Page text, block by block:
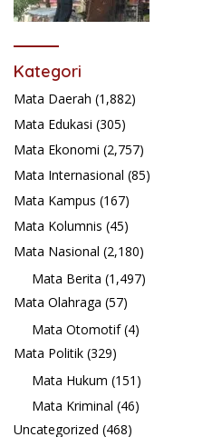
Kategori
Mata Daerah (1,882)
Mata Edukasi (305)
Mata Ekonomi (2,757)
Mata Internasional (85)
Mata Kampus (167)
Mata Kolumnis (45)
Mata Nasional (2,180)
Mata Berita (1,497)
Mata Olahraga (57)
Mata Otomotif(4)
Mata Politik (329)
Mata Hukum (151)
Mata Kriminal (46)
Uncategorized (468)